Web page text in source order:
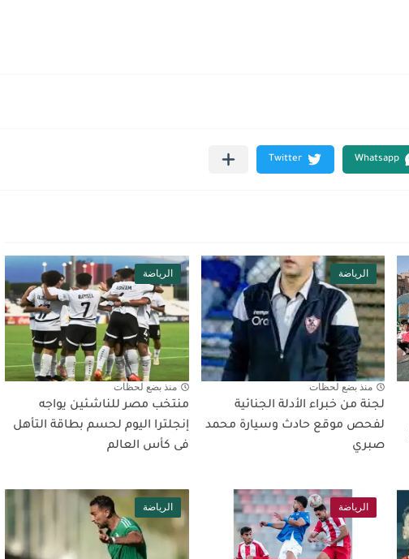
الرياضة
منذ بضع لحظات
لجنة من خبراء الأدلة الجنائية
لفحص موقع حادث وسيارة محمد
صبري
الرياضة
منذ بضع لحظات
منتخب مصر للناشئين يواجه
إنجلترا اليوم لحسم بطاقة التأهل
فى كأس العالم
الرياضة الرياضة